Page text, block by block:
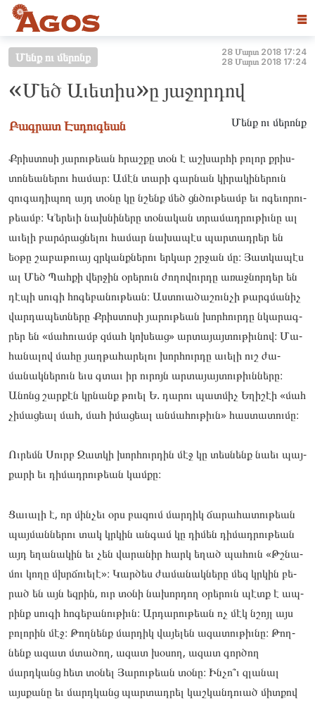
☰
Մենք ու մերոնք
28 Մարտ 2018 17:24
28 Մարտ 2018 17:24
«Մեծ Աւետիս»ը յաջորդով
Բագրատ Էսդուգեան Մենք ու մերոնք
Քրիս­­­­­տո­­­­­­­­­­­­­­­­­­­­­­­­­­­­­­­սի յա­­­­­րու­­­­­թեան հրաշ­­­­­քը տօն է աշ­­­­­խարհի բո­­­­­լոր քրիս­­­­­
տո­­­­­­­­­­­­­­­­­­­­­­­­­­­­­­­նեանե­­­­­րու հա­­­­­մար։ Ամէն տա­­­­­րի գար­­­­­նան կի­­­­­րակի­­­­­ներուն
զու­­­­­գա­­­­­­­­­­­­­­­­­­­­­­­­­­­­­­­դիպող այդ տօ­­­­­նը կը նշենք մեծ ցնծու­­­­­թեամբ եւ ոգե­­­­­ւորու­­­­­
թեամբ։ Կ՚երե­­­­­ւի նախ­­­­­նի­­­­­­­­­­­­­­­­­­­­­­­­­­­­­­­ները տօ­­­­­նական տրա­­­­­մադ­­­­­րութիւ­­­­­նը ալ
աւե­­­­­լի բարձրաց­­­­­նե­­­­­­­­­­­­­­­­­­­­­­­­­­­­­­­լու հա­­­­­մար նա­­­­­խապէս պար­­­­­տադրեր են
եօթը շա­­­­­բաթո­­­­­ւայ զրկանքնե­­­­­րու եր­­­­­կար շրջան մը։ Յատ­­­­­կա­­­­­­­­­­­­­­­­­­­­­­­­­­­­­­­պէս
ալ Մեծ Պահ­­­­­քի վեր­­­­­ջին օրե­­­­­րուն ժո­­­­­ղովուրդը առաջ­­­­­նորդեր են
դէ­­­­­պի սու­­­­­գի հո­­­­­գեբա­­­­­նու­­­­­թեան։ Աս­­­­­տո­­­­­­­­­­­­­­­­­­­­­­­­­­­­­­­ւածա­­­­­շունչի թարգմա­­­­­նիչ
վար­­­­­դա­­­­­­­­­­­­­­­­­­­­­­­­­­­­­­­պետ­­­­­նե­­­­­­­­­­­­­­­­­­­­­­­­­­­­­­­րը Քրիս­­­­­տո­­­­­­­­­­­­­­­­­­­­­­­­­­­­­­­սի յա­­­­­րու­­­­­թեան խոր­­­­­հուրդը նկա­­­­­րագ­­­­­
րեր են «մա­­­­­հուամբ զմահ կո­­­­­խեաց» ար­­­­­տա­­­­­­­­­­­­­­­­­­­­­­­­­­­­­­­յայ­­­­­տութիւ­­­­­նով։ Մա­­­­­
հանա­­­­­լով մա­­­­­հը յաղ­­­­­թա­­­­­­­­­­­­­­­­­­­­­­­­­­­­­­­հարե­­­­­լու խոր­­­­­հուրդը աւե­­­­­լի ուշ ժա­­­­­
մանակ­­­­­նե­­­­­­­­­­­­­­­­­­­­­­­­­­­­­­­րուն եւս գտաւ իր ու­­­­­րոյն ար­­­­­տա­­­­­­­­­­­­­­­­­­­­­­­­­­­­­­­յայ­­­­­տութիւննե­­­­­րը։
Անոնց շար­­­­­քէն կրնանք թո­­­­­ւել Ե. դա­­­­­րու պատ­­­­­միչ Եղի­­­­­շէի «մահ
չի­­­­­մացեալ մահ, մահ իմա­­­­­ցեալ ան­­­­­մա­­­­­­­­­­­­­­­­­­­­­­­­­­­­­­­հու­­­­­թիւն» հաս­­­­­տա­­­­­­­­­­­­­­­­­­­­­­­­­­­­­­­տու­­­­­մը։
Ու­­­­­րեմն Սուրբ Զատ­­­­­կի խոր­­­­­հուրդին մէջ կը տես­­­­­նենք նաեւ պայ­­­­­
քա­­­­­­­­­­­­­­­­­­­­­­­­­­­­­­­րի եւ դի­­­­­մադ­­­­­րութեան կամ­­­­­քը։
Ցա­­­­­ւալի է, որ մին­­­­­չեւ օրս բա­­­­­զում մար­­­­­դիկ ճա­­­­­րահա­­­­­տու­­­­­թեան
պայ­­­­­մաննե­­­­­րու տակ կրկին ան­­­­­գամ կը դի­­­­­մեն դի­­­­­մադ­­­­­րութեան
այդ եղա­­­­­նակին եւ չեն վա­­­­­րանիր հարկ եղած պա­­­­­հուն «Թշնա­­­­­
մու կո­­­­­ղը մխրճո­­­­­ւելէ»։ Կար­­­­­ծես ժա­­­­­մանակ­­­­­նե­­­­­­­­­­­­­­­­­­­­­­­­­­­­­­­րը մեզ կրկին բե­­­­­
րած են այն եզ­­­­­րին, ուր տօ­­­­­նի նա­­­­­խոր­­­­­դող օրե­­­­­րուն պէտք է ապ­­­­­
րինք սու­­­­­գի հո­­­­­գեբա­­­­­նու­­­­­թիւն։ Ար­­­­­դա­­­­­­­­­­­­­­­­­­­­­­­­­­­­­­­րու­­­­­թեան ոչ մէկ նշոյլ այս
բո­­­­­լորին մէջ։ Թող­­­­­նենք մար­­­­­դիկ վա­­­­­յելեն ազա­­­­­տու­­­­­թիւնը։ Թող­­­­­
նենք ազատ մտա­­­­­ծող, ազատ խօ­­­­­սող, ազատ գոր­­­­­ծող
մարդկանց հետ տօ­­­­­նել Յա­­­­­րութեան տօ­­­­­նը։ Ին­­­­­չո՞ւ զլա­­­­­նալ
այսքա­­­­­նը եւ մարդկանց պար­­­­­տադրել կաշ­­­­­կանդո­­­­­ւած միտ­­­­­քով